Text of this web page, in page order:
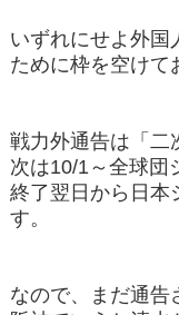
いずれにせよ外国
ために枠を空けて
戦力外通告は「二
次は10/1～全球団
終了翌日から日本
す。
なので、まだ通告